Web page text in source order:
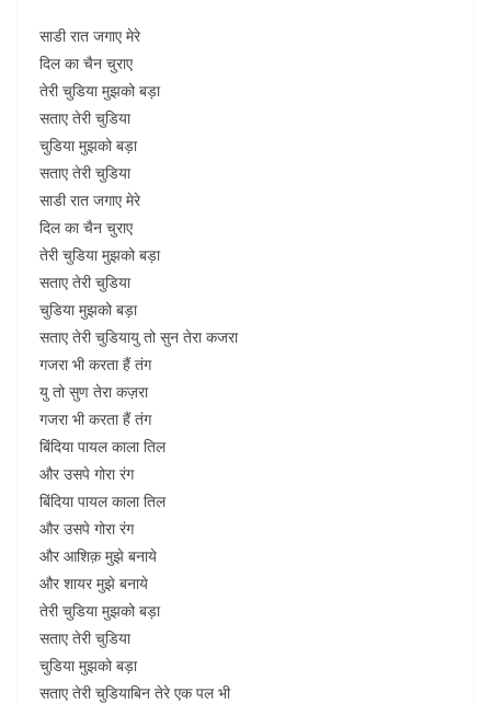
साडी रात जगाए मेरे
दिल का चैन चुराए
तेरी चुडिया मुझको बड़ा
सताए तेरी चुडिया
चुडिया मुझको बड़ा
सताए तेरी चुडिया
साडी रात जगाए मेरे
दिल का चैन चुराए
तेरी चुडिया मुझको बड़ा
सताए तेरी चुडिया
चुडिया मुझको बड़ा
सताए तेरी चुडियायु तो सुन तेरा कजरा
गजरा भी करता हैं तंग
यु तो सुण तेरा कज़रा
गजरा भी करता हैं तंग
बिंदिया पायल काला तिल
और उसपे गोरा रंग
बिंदिया पायल काला तिल
और उसपे गोरा रंग
और आशिक़ मुझे बनाये
और शायर मुझे बनाये
तेरी चुडिया मुझको बड़ा
सताए तेरी चुडिया
चुडिया मुझको बड़ा
सताए तेरी चुडियाबिन तेरे एक पल भी